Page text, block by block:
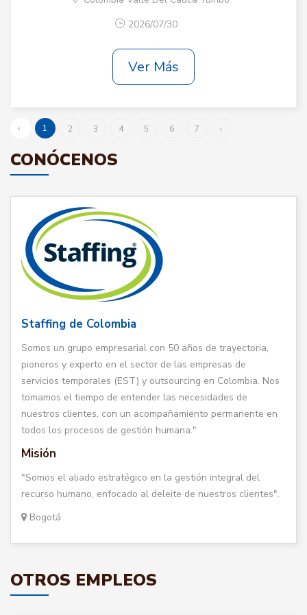
2026/07/30
Ver Más
‹ 1 2 3 4 5 6 7 ›
CONÓCENOS
Staffing de Colombia
Somos un grupo empresarial con 50 años de trayectoria,
pioneros y experto en el sector de las empresas de
servicios temporales (EST) y outsourcing en Colombia. Nos
tomamos el tiempo de entender las necesidades de
nuestros clientes, con un acompañamiento permanente en
todos los procesos de gestión humana."
Misión
"Somos el aliado estratégico en la gestión integral del
recurso humano, enfocado al deleite de nuestros clientes".
Bogotá
OTROS EMPLEOS